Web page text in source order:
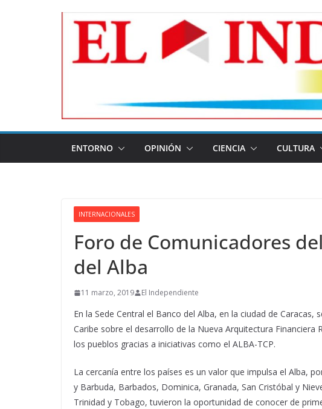
ENTORNO OPINIÓN CIENCIA CULTURA
INTERNACIONALES
Foro de Comunicadores
del Alba
11 marzo, 2019 El Independiente
En la Sede Central el Banco del Alba, en la ciudad de Caracas,
Caribe sobre el desarrollo de la Nueva Arquitectura
los pueblos gracias a iniciativas como el ALBA-TCP.
La cercanía entre los países es un valor que impulsa el Alba,
y Barbuda, Barbados, Dominica, Granada, San Cristóbal y
Trinidad y Tobago, tuvieron la oportunidad de conocer de